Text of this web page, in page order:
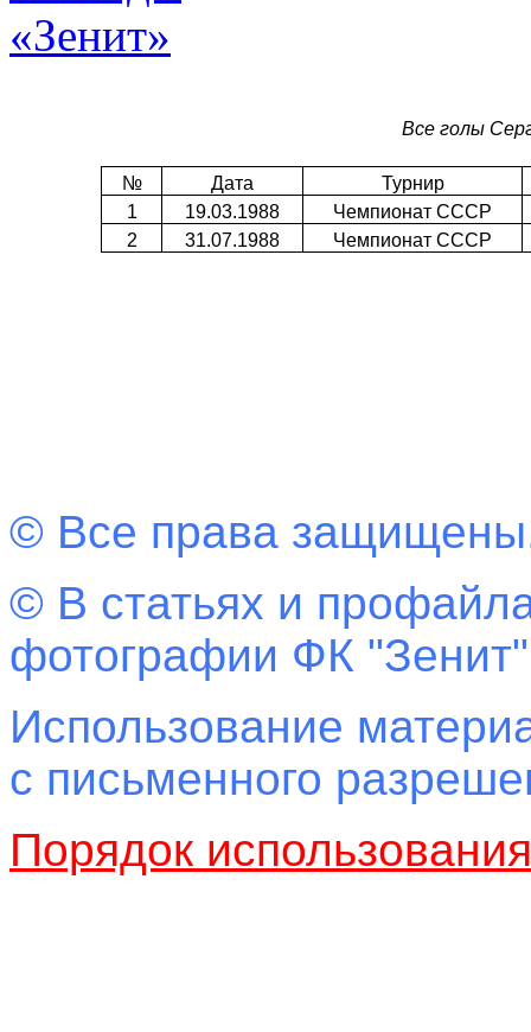
Все голы
№ Дата
Турнир
1
19.03.1988
Чемпионат СССР
2
31.07.1988 Чемпионат СССР
© Все права
© В статьях и
фотографии ФК
Использование
с письменного
Порядок